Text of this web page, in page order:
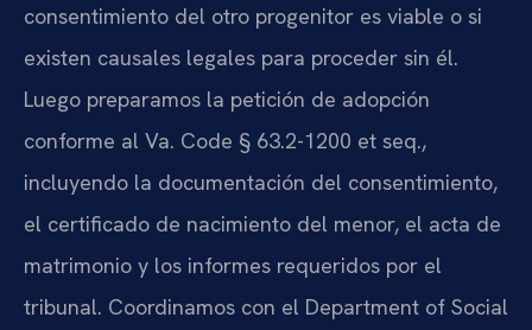
consentimiento del otro progenitor es viable o si
existen causales legales para proceder sin él.
Luego preparamos la petición de adopción
conforme al Va. Code § 63.2-1200 et seq.,
incluyendo la documentación del consentimiento,
el certificado de nacimiento del menor, el acta de
matrimonio y los informes requeridos por el
tribunal. Coordinamos con el Department of Social